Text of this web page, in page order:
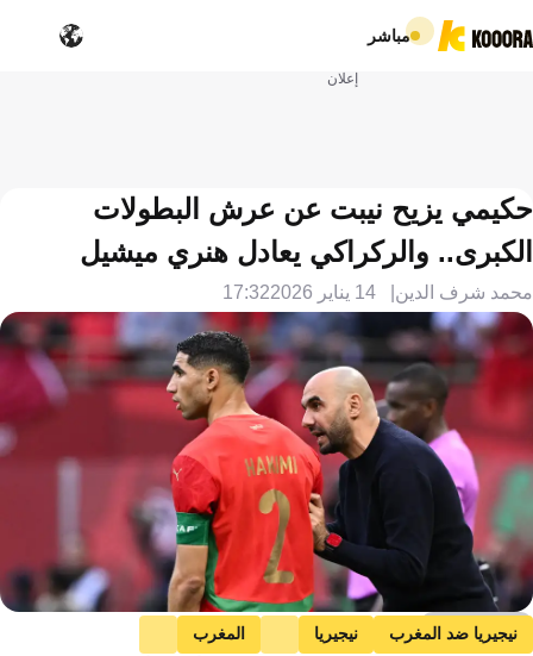
مباشر
إعلان
حكيمي يزيح نيبت عن عرش البطولات
الكبرى.. والركراكي يعادل هنري ميشيل
محمد شرف الدين 14 يناير 2026 17:32
Getty Images
نيجيريا ضد المغرب نيجيريا
المغرب